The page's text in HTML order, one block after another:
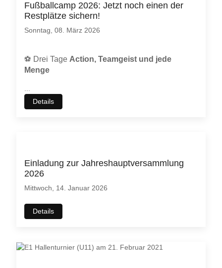
Fußballcamp 2026: Jetzt noch einen der
Restplätze sichern!
Sonntag, 08. März 2026
⚽ Drei Tage Action, Teamgeist und jede
Menge
...
Details
Einladung zur Jahreshauptversammlung
2026
Mittwoch, 14. Januar 2026
Details